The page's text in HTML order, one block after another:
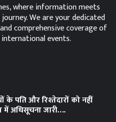
where information meets
We are your dedicated
comprehensive coverage of
events.
के पति और रिश्तेदारों को नहीं
में अधिसूचना जारी….